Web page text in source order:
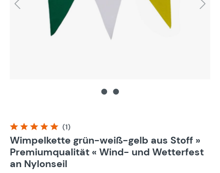
Durchschnittliche Bewertung von 5 von 5 Sternen
(1)
Wimpelkette grün-weiß-gelb aus Stoff »
Premiumqualität « Wind- und Wetterfest
an Nylonseil